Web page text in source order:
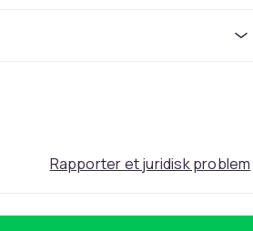
Rapporter et juridisk problem